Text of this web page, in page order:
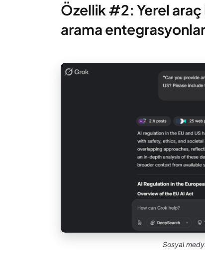
Özellik #2: Yerel araç
arama
Sosyal